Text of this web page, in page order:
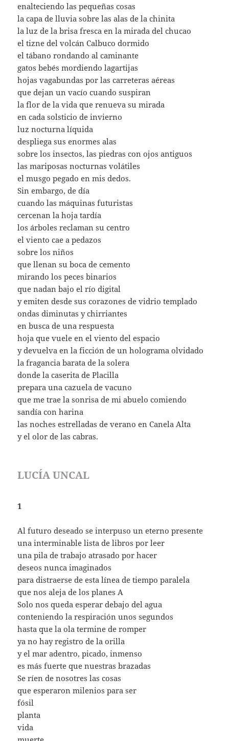
enalteciendo las pequeñas cosas
la capa de lluvia sobre las alas de la chinita
la luz de la brisa fresca en la mirada del chucao
el tizne del volcán Calbuco dormido
el tábano rondando al caminante
gatos bebés mordiendo lagartijas
hojas vagabundas por las carreteras aéreas
que dejan un vacío cuando suspiran
la flor de la vida que renueva su mirada
en cada solsticio de invierno
luz nocturna líquida
despliega sus enormes alas
sobre los insectos, las piedras con ojos antiguos
las mariposas nocturnas volátiles
el musgo pegado en mis dedos.
Sin embargo, de día
cuando las máquinas futuristas
cercenan la hoja tardía
los árboles reclaman su centro
el viento cae a pedazos
sobre los niños
que llenan su boca de cemento
mirando los peces binarios
que nadan bajo el río digital
y emiten desde sus corazones de vidrio templado
ondas diminutas y chirriantes
en busca de una respuesta
hoja que vuele en el viento del espacio
y devuelva en la ficción de un holograma olvidado
la fragancia barata de la solera
donde la caserita de Placilla
prepara una cazuela de vacuno
que me trae la sonrisa de mi abuelo comiendo
sandía con harina
las noches estrelladas de verano en Canela Alta
y el olor de las cabras.
LUCÍA UNCAL
1
Al futuro deseado se interpuso un eterno presente
una interminable lista de libros por leer
una pila de trabajo atrasado por hacer
deseos nunca imaginados
para distraerse de esta línea de tiempo paralela
que nos aleja de los planes A
Solo nos queda esperar debajo del agua
conteniendo la respiración unos segundos
hasta que la ola termine de romper
ya no hay registro de la orilla
y el mar adentro, picado, inmenso
es más fuerte que nuestras brazadas
Se ríen de nosotres las cosas
que esperaron milenios para ser
fósil
planta
vida